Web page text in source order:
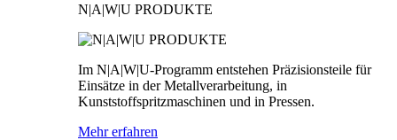
N|A|W|U PRODUKTE
Im N|A|W|U-Programm entstehen Präzisionsteile für
Einsätze in der Metallverarbeitung, in
Kunststoffspritzmaschinen und in Pressen.
Mehr erfahren